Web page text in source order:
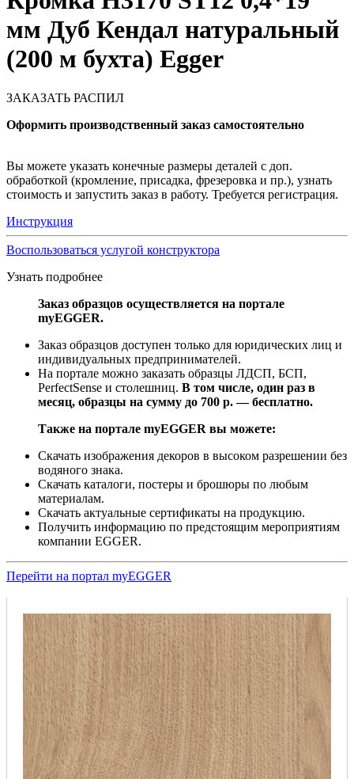
мм Дуб Кендал натуральный
(200 м бухта) Egger
ЗАКАЗАТЬ РАСПИЛ
Оформить производственный заказ самостоятельно
Вы можете указать конечные размеры деталей с доп.
обработкой (кромление, присадка, фрезеровка и пр.), узнать
стоимость и запустить заказ в работу. Требуется регистрация.
Инструкция
Воспользоваться услугой конструктора
Узнать подробнее
Заказ образцов осуществляется на портале
myEGGER.
Заказ образцов доступен только для юридических лиц и
индивидуальных предпринимателей.
На портале можно заказать образцы ЛДСП, БСП,
PerfectSense и столешниц. В том числе, один раз в
месяц, образцы на сумму до 700 р. — бесплатно.
Также на портале myEGGER вы можете:
Скачать изображения декоров в высоком разрешении без
водяного знака.
Скачать каталоги, постеры и брошюры по любым
материалам.
Скачать актуальные сертификаты на продукцию.
Получить информацию по предстоящим мероприятиям
компании EGGER.
Перейти на портал myEGGER